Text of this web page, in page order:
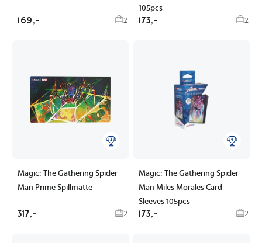
169,- 2
105pcs
173,- 2
Magic: The Gathering Spider
Man Prime Spillmatte
317,- 2
Magic: The Gathering Spider
Man Miles Morales Card
Sleeves 105pcs
173,- 2